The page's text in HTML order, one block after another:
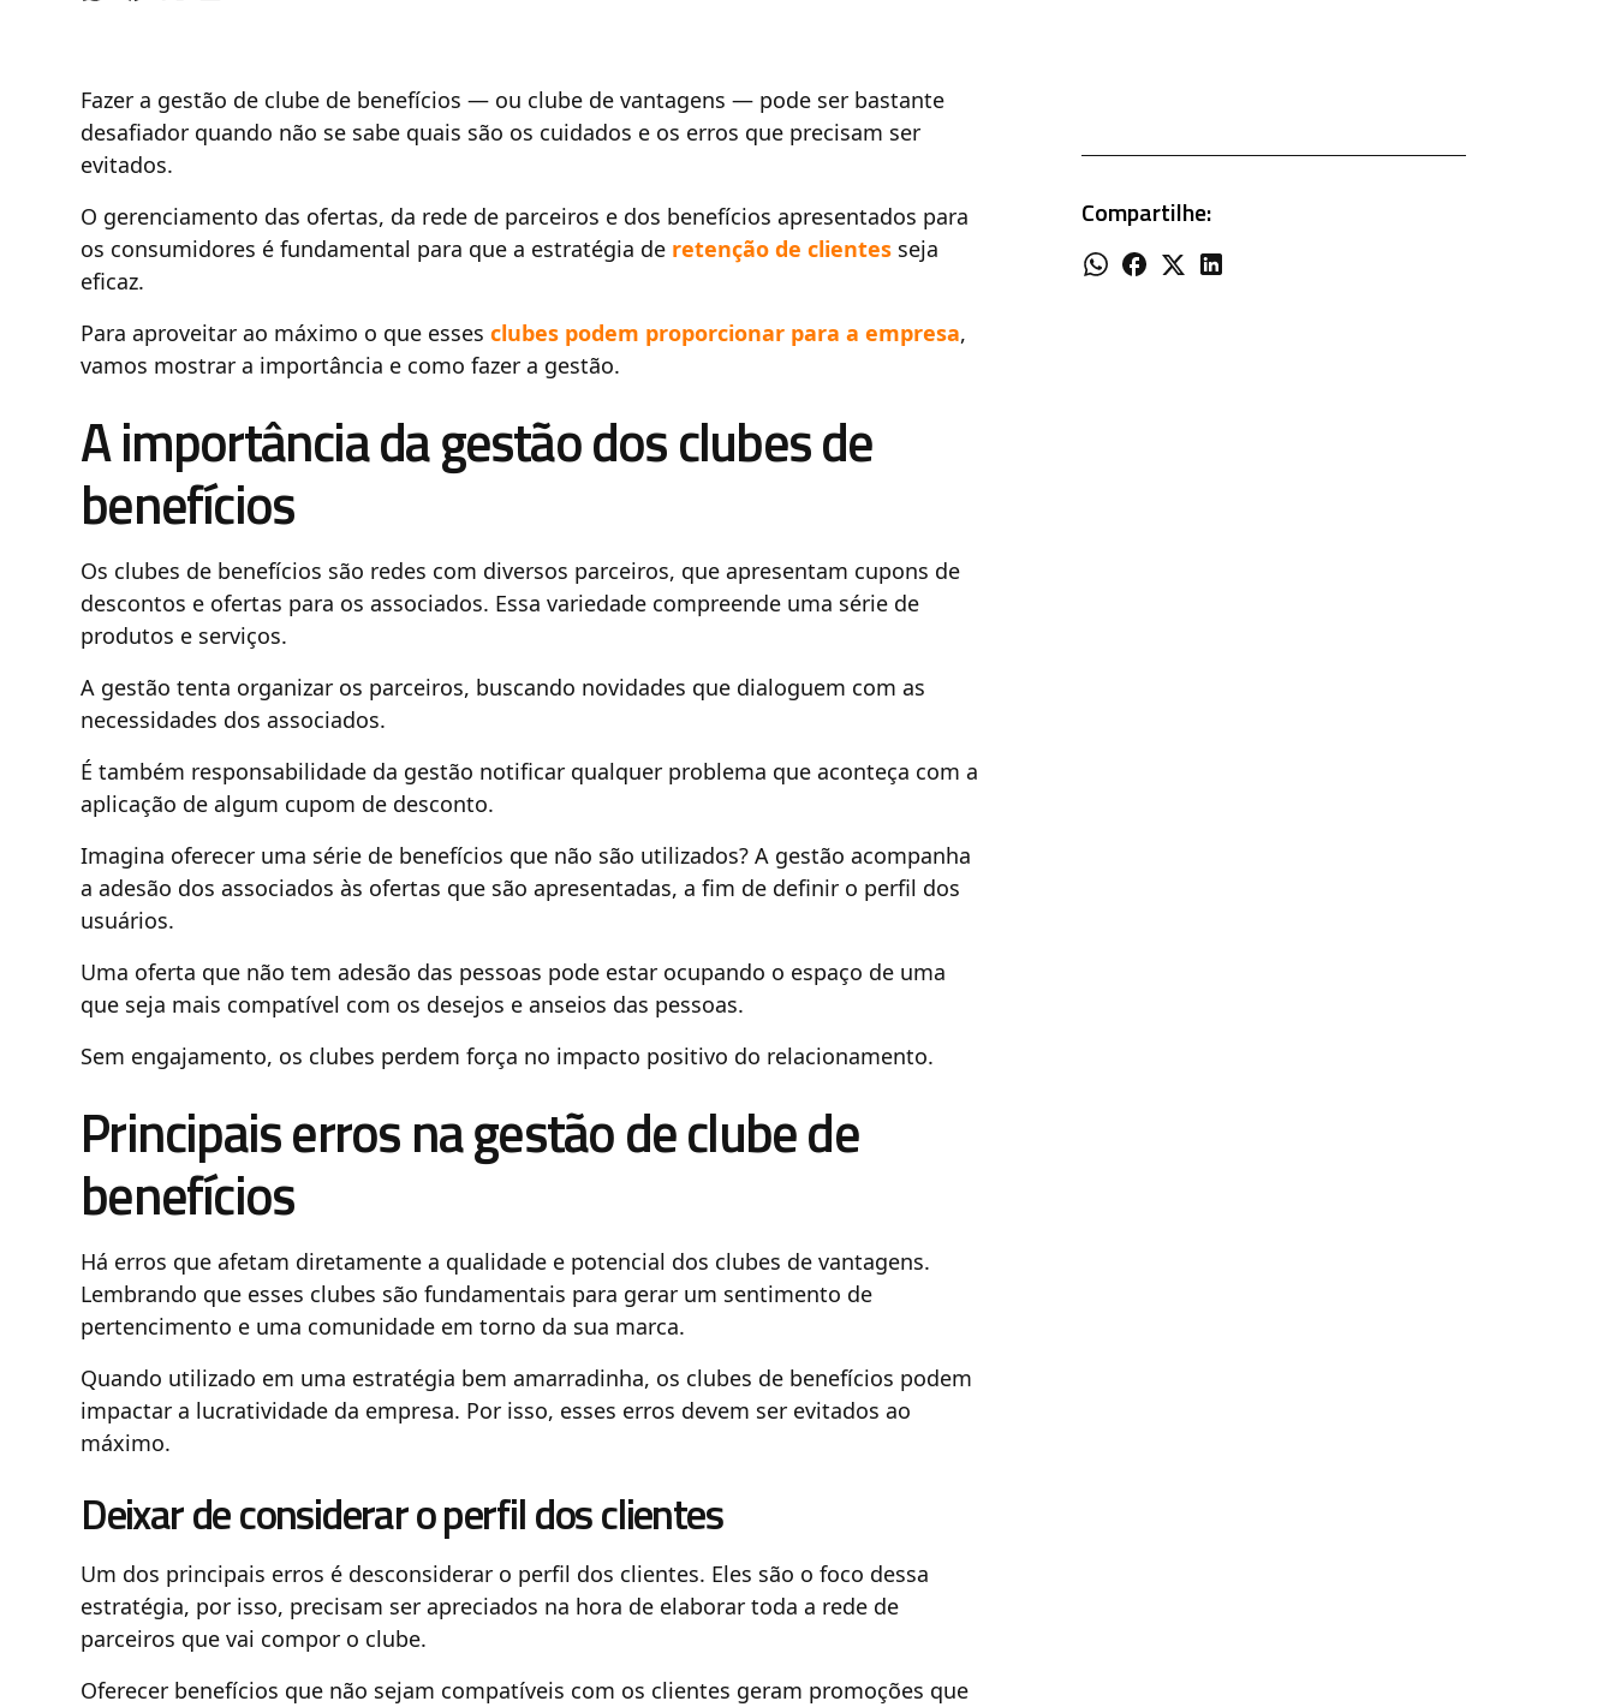
Fazer a gestão de clube de benefícios — ou clube de vantagens — pode ser bastante
desafiador quando não se sabe quais são os cuidados e os erros que precisam ser
evitados.
O gerenciamento das ofertas, da rede de parceiros e dos benefícios apresentados para
os consumidores é fundamental para que a estratégia de retenção de clientes seja
eficaz.
Para aproveitar ao máximo o que essesclubes podem proporcionar para a empresa,
vamos mostrar a importância e como fazer a gestão.
A importância da gestão dos clubes de
benefícios
Os clubes de benefícios são redes com diversos parceiros, que apresentam cupons de
descontos e ofertas para os associados. Essa variedade compreende uma série de
produtos e serviços.
A gestão tenta organizar os parceiros, buscando novidades que dialoguem com as
necessidades dos associados.
É também responsabilidade da gestão notificar qualquer problema que aconteça com a
aplicação de algum cupom de desconto.
Imagina oferecer uma série de benefícios que não são utilizados? A gestão acompanha
a adesão dos associados às ofertas que são apresentadas, a fim de definir o perfil dos
usuários.
Uma oferta que não tem adesão das pessoas pode estar ocupando o espaço de uma
que seja mais compatível com os desejos e anseios das pessoas.
Sem engajamento, os clubes perdem força no impacto positivo do relacionamento.
Principais erros na gestão de clube de
benefícios
Há erros que afetam diretamente a qualidade e potencial dos clubes de vantagens.
Lembrando que esses clubes são fundamentais para gerar um sentimento de
pertencimento e uma comunidade em torno da sua marca.
Quando utilizado em uma estratégia bem amarradinha, os clubes de benefícios podem
impactar a lucratividade da empresa. Por isso, esses erros devem ser evitados ao
máximo.
Deixar de considerar o perfil dos clientes
Um dos principais erros é desconsiderar o perfil dos clientes. Eles são o foco dessa
estratégia, por isso, precisam ser apreciados na hora de elaborar toda a rede de
parceiros que vai compor o clube.
Oferecer benefícios que não sejam compatíveis com os clientes geram promoções que
Compartilhe: